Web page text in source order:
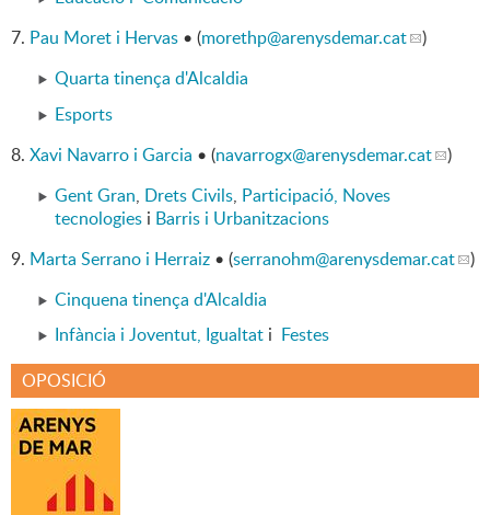
7. Pau Moret i Hervas • (morethp@arenysdemar.cat
)
Quarta tinença d'Alcaldia
Esports
8. Xavi Navarro i Garcia • (navarrogx@arenysdemar.cat
)
Gent Gran, Drets Civils, Participació, Noves
tecnologies i Barris i Urbanitzacions
9. Marta Serrano i Herraiz • (serranohm@arenysdemar.cat
)
Cinquena tinença d'Alcaldia
Infància i Joventut, Igualtat i Festes
OPOSICIÓ